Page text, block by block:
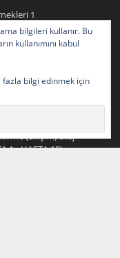
1
✅ ✓ ✔️ Tik
(Bilişim) Staj
1 - HAFTA 10)
bilgileri kullanır. Bu
kullanımını kabul
fazla bilgi edinmek için